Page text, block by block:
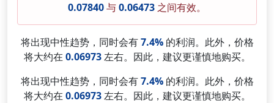
0.07840与0.06473 之间有效。
将出现中性趋势，同时会有7.4%的利润。此外，价格
将大约在 0.06973左右。因此，建议更谨慎地购买。
将出现中性趋势，同时会有7.4%的利润。此外，价格
将大约在 0.06973左右。因此，建议更谨慎地购买。